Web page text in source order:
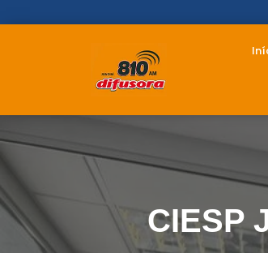
CIESP